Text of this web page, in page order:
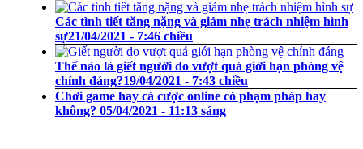
Các tình tiết tăng nặng và giảm nhẹ trách nhiệm hình
sự21/04/2021 - 7:46 chiều
Thế nào là giết người do vượt quá giới hạn phòng vệ
chính đáng?19/04/2021 - 7:43 chiều
Chơi game hay cá cược online có phạm pháp hay
không? 05/04/2021 - 11:13 sáng